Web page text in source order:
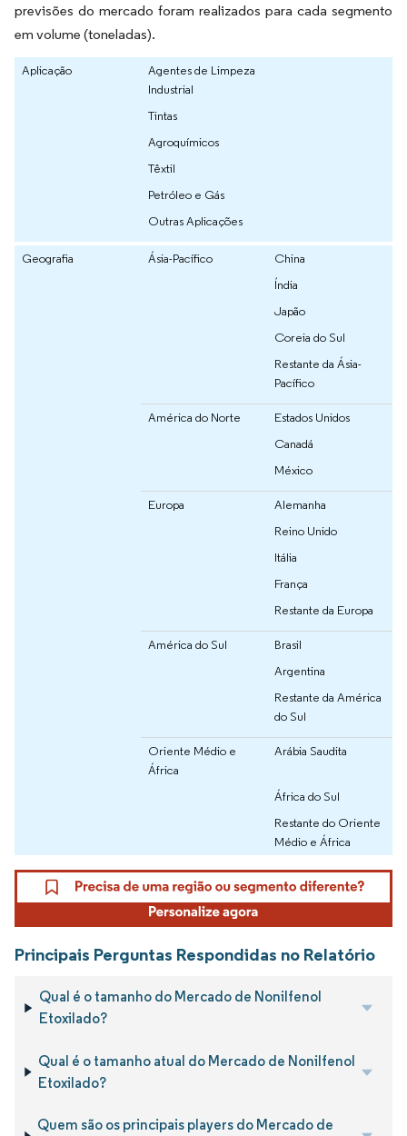
previsões do mercado foram realizados para cada segmento
em volume (toneladas).
Aplicação
Agentes de Limpeza
Industrial
Tintas
Agroquímicos
Têxtil
Petróleo e Gás
Outras Aplicações
Geografia Ásia-Pacífico
China
Índia
Japão
Coreia do Sul
Restante da Ásia-
Pacífico
América do Norte
Estados Unidos
Canadá
México
Europa
Alemanha
Reino Unido
Itália
França
Restante da Europa
América do Sul
Brasil
Argentina
Restante da América
do Sul
Oriente Médio e
África
Arábia Saudita
África do Sul
Restante do Oriente
Médio e África
Principais Perguntas Respondidas no Relatório
Qual é o tamanho do Mercado de Nonilfenol
Etoxilado?
Qual é o tamanho atual do Mercado de Nonilfenol
Etoxilado?
Quem são os principais players do Mercado de